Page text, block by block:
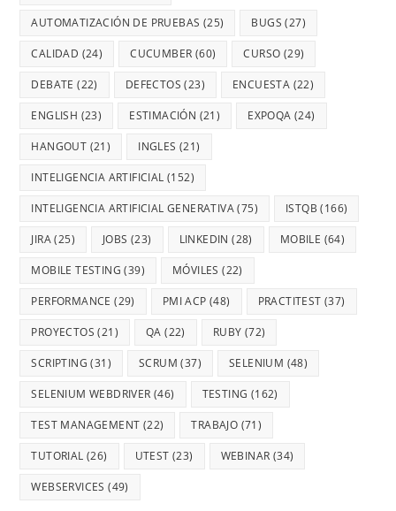
AUTOMATIZACIÓN DE PRUEBAS (25) BUGS (27)
CALIDAD (24) CUCUMBER (60) CURSO (29)
DEBATE (22) DEFECTOS (23) ENCUESTA (22)
ENGLISH (23) ESTIMACIÓN (21) EXPOQA (24)
HANGOUT (21) INGLES (21)
INTELIGENCIA ARTIFICIAL (152)
INTELIGENCIA ARTIFICIAL GENERATIVA(75) ISTQB (166)
JIRA(25) JOBS (23) LINKEDIN (28) MOBILE (64)
MOBILE TESTING (39) MÓVILES (22)
PERFORMANCE (29) PMI ACP (48) PRACTITEST (37)
PROYECTOS (21) QA (22) RUBY (72)
SCRIPTING (31) SCRUM (37) SELENIUM (48)
SELENIUM WEBDRIVER (46) TESTING (162)
TEST MANAGEMENT (22) TRABAJO (71)
TUTORIAL (26) UTEST (23) WEBINAR (34)
WEBSERVICES (49)